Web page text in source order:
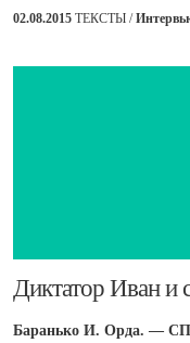
02.08.2015 ТЕКСТЫ /
Диктатор Иван и
Баранько И. Орда. —